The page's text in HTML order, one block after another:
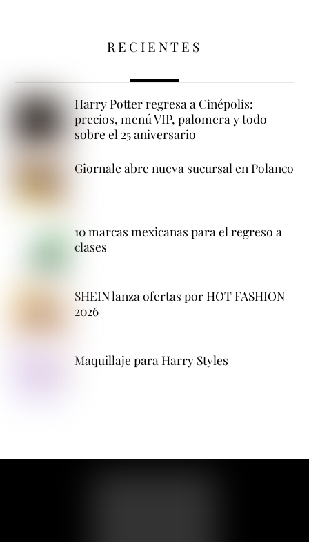
RECIENTES
Harry Potter regresa a Cinépolis:
precios, menú VIP, palomera y todo
sobre el 25 aniversario
Giornale abre nueva sucursal en Polanco
10 marcas mexicanas para el regreso a
clases
SHEIN lanza ofertas por HOT FASHION
2026
Maquillaje para Harry Styles